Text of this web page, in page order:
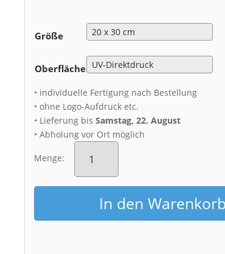
Größe
Oberfläche
• individuelle Fertigung nach Bestellung
• ohne Logo-Aufdruck etc.
• Lieferung bisSamstag, 22. August
• Abholung vor Ort möglich
Menge:
Alu-
Dibond
Lausitzer
Lavendel
MengeIn den Warenkorb